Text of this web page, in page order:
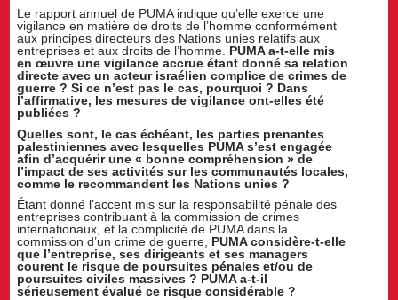
Le rapport annuel de PUMA indique qu’elle exerce une
vigilance en matière de droits de l’homme conformément
aux principes directeurs des Nations unies relatifs aux
entreprises et aux droits de l’homme. PUMA a-t-elle mis
en œuvre une vigilance accrue étant donné sa relation
directe avec un acteur israélien complice de crimes de
guerre ? Si ce n’est pas le cas, pourquoi ? Dans
l’affirmative, les mesures de vigilance ont-elles été
publiées ?
Quelles sont, le cas échéant, les parties prenantes
palestiniennes avec lesquelles PUMA s’est engagée
afin d’acquérir une « bonne compréhension » de
l’impact de ses activités sur les communautés locales,
comme le recommandent les Nations unies ?
Étant donné l’accent mis sur la responsabilité pénale des
entreprises contribuant à la commission de crimes
internationaux, et la complicité de PUMA dans la
commission d’un crime de guerre, PUMA considère-t-elle
que l’entreprise, ses dirigeants et ses managers
courent le risque de poursuites pénales et/ou de
poursuites civiles massives ? PUMA a-t-il
sérieusement évalué ce risque considérable ?